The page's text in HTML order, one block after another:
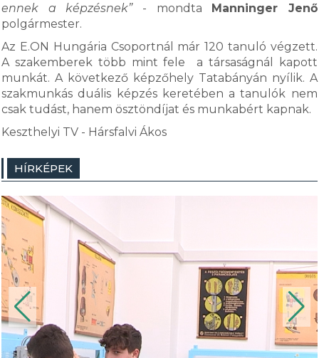
ennek a képzésnek”- mondta Manninger Jenő
polgármester.
Az E.ON Hungária Csoportnál már 120 tanuló végzett.
A szakemberek több mint fele a társaságnál kapott
munkát. A következő képzőhely Tatabányán nyílik. A
szakmunkás duális képzés keretében a tanulók nem
csak tudást, hanem ösztöndíjat és munkabért kapnak.
Keszthelyi TV - Hársfalvi Ákos
HÍRKÉPEK